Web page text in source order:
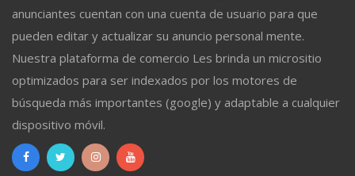
anunciantes cuentan con una cuenta de usuario para que
pueden editar y actualizar su anuncio personal mente.
Nuestra plataforma de comercio Les brinda un micrositio
optimizados para ser indexados por los motores de
búsqueda más importantes (google) y adaptable a cualquier
dispositivo móvil.